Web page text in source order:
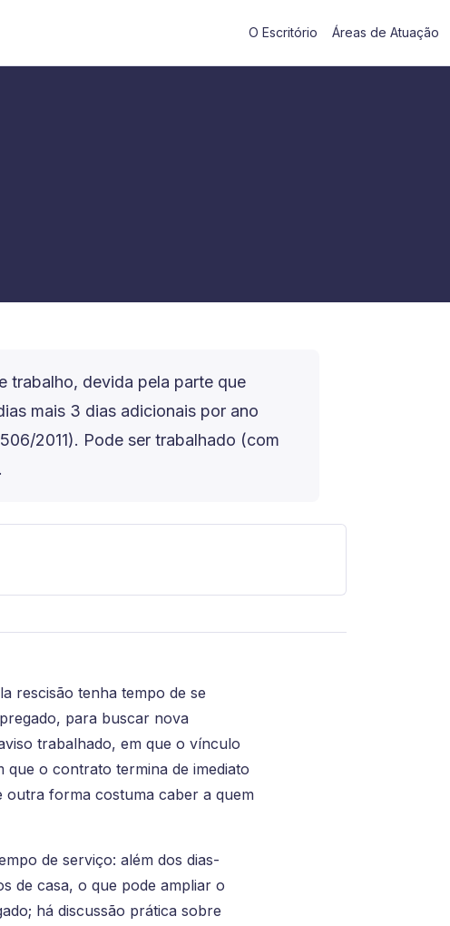
O Escritório Áreas de Atuação
trabalho, devida pela parte que
mais 3 dias adicionais por ano
2011). Pode ser trabalhado (com
rescisão tenha tempo de se
para buscar nova
trabalhado, em que o vínculo
que o contrato termina de imediato
forma costuma caber a quem
de serviço: além dos dias-
de casa, o que pode ampliar o
há discussão prática sobre